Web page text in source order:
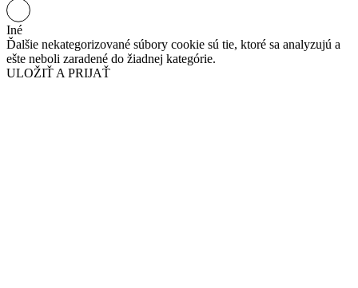
Iné
Ďalšie nekategorizované súbory cookie sú tie, ktoré sa analyzujú a
ešte neboli zaradené do žiadnej kategórie.
ULOŽIŤ A PRIJAŤ